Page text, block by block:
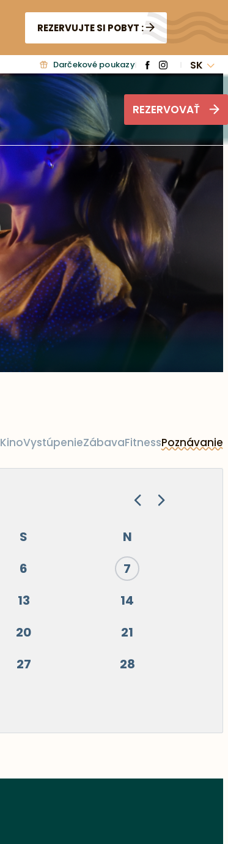
REZERVUJTE SI POBYT :
Darčekové poukazy SK
REZERVOVAŤ
KinoVystúpenieZábavaFitnessPoznávanie
S
N
6
7
13
14
20
21
27
28